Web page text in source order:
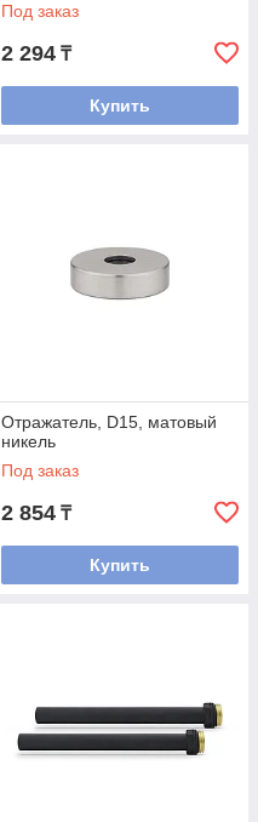
Под заказ
2 294 ₸
Купить
Отражатель, D15, матовый
никель
Под заказ
2 854 ₸
Купить